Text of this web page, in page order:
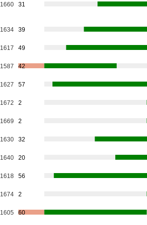
1660 31
1634 39
1617 49
1587 42
1627 57
1672 2
1669 2
1630 32
1640 20
1618 56
1674 2
1605 60